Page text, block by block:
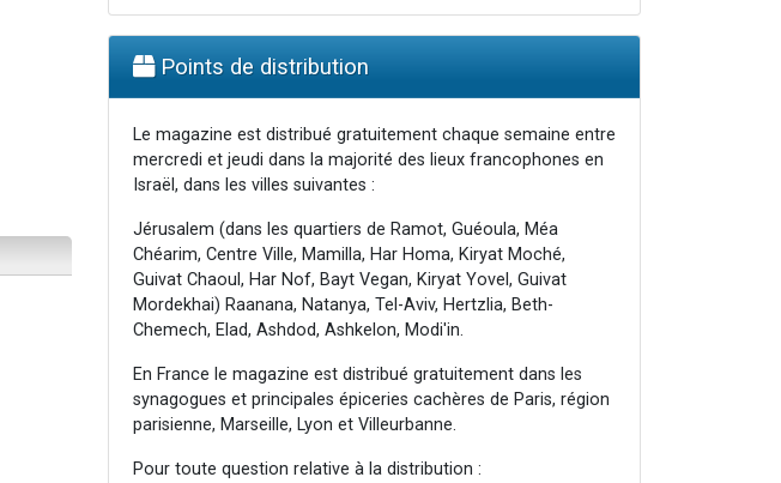
Points de distribution
Le magazine est distribué gratuitement chaque semaine entre
mercredi et jeudi dans la majorité des lieux francophones en
Israël, dans les villes suivantes :
Jérusalem (dans les quartiers de Ramot, Guéoula, Méa
Chéarim, Centre Ville, Mamilla, Har Homa, Kiryat Moché,
Guivat Chaoul, Har Nof, Bayt Vegan, Kiryat Yovel, Guivat
Mordekhai) Raanana, Natanya, Tel-Aviv, Hertzlia, Beth-
Chemech, Elad, Ashdod, Ashkelon, Modi'in.
En France le magazine est distribué gratuitement dans les
synagogues et principales épiceries cachères de Paris, région
parisienne, Marseille, Lyon et Villeurbanne.
Pour toute question relative à la distribution :